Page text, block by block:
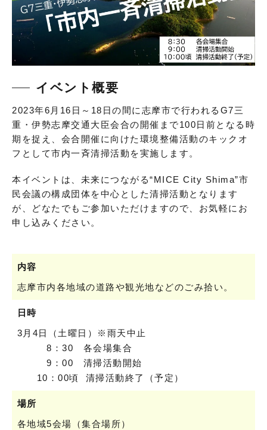
イベント概要
2023年6月16日～18日の間に志摩市で行われるG7三
重・伊勢志摩交通大臣会合の開催まで100日前となる時
期を捉え、会合開催に向けた環境整備活動のキックオ
フとして市内一斉清掃活動を実施します。
本イベントは、未来につながる“MICE City Shima”市
民会議の構成団体を中心とした清掃活動となります
が、どなたでもご参加いただけますので、お気軽にお
申し込みください。
内容
志摩市内各地域の道路や観光地などのごみ拾い。
日時
3月4日（土曜日）※雨天中止
8：30 各会場集合
9：00 清掃活動開始
10：00頃 清掃活動終了（予定）
場所
各地域5会場（集合場所）